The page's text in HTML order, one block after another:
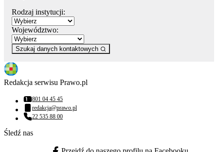
Rodzaj instytucji:
Województwo:
Szukaj danych kontaktowych
Redakcja serwisu Prawo.pl
Numer telefonu:
801 04 45 45
Adres email:
redakcja@prawo.pl
Numer telefonu:
22 535 88 00
Śledź nas